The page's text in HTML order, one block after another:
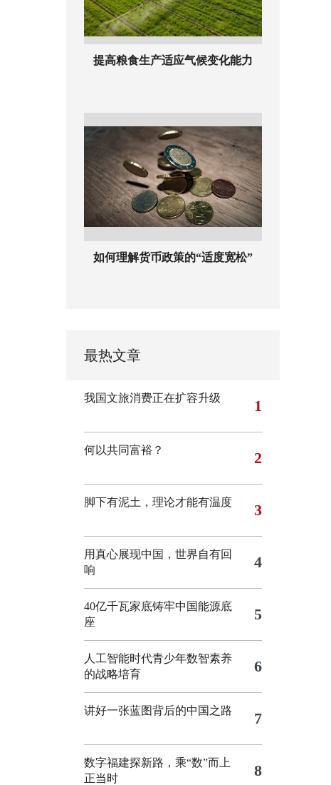
提高粮食生产适应气候变化能力
如何理解货币政策的“适度宽松”
最热文章
我国文旅消费正在扩容升级 1
何以共同富裕？ 2
脚下有泥土，理论才能有温度 3
用真心展现中国，世界自有回
响
4
40亿千瓦家底铸牢中国能源底
座
5
人工智能时代青少年数智素养
的战略培育
6
讲好一张蓝图背后的中国之路 7
数字福建探新路，乘“数”而上
正当时
8